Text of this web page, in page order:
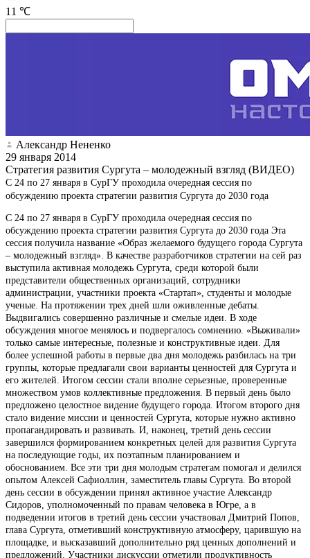
11 ℃
Александр Нененко
29 января 2014
Стратегия развития Сургута – молодежный взгляд (ВИДЕО)
С 24 по 27 января в СурГУ проходила очередная сессия по
обсуждению проекта стратегии развития Сургута до 2030 года
С 24 по 27 января в СурГУ проходила очередная сессия по
обсуждению проекта стратегии развития Сургута до 2030 года Эта
сессия получила название «Образ желаемого будущего города Сургута
– молодежный взгляд». В качестве разработчиков стратегии на сей раз
выступила активная молодежь Сургута, среди которой были
представители общественных организаций, сотрудники
администрации, участники проекта «Стартап», студенты и молодые
ученые. На протяжении трех дней шли оживленные дебаты.
Выдвигались совершенно различные и смелые идеи. В ходе
обсуждения многое менялось и подвергалось сомнению. «Выживали»
только самые интересные, полезные и конструктивные идеи. Для
более успешной работы в первые два дня молодежь разбилась на три
группы, которые предлагали свои варианты ценностей для Сургута и
его жителей. Итогом сессии стали вполне серьезные, проверенные
множеством умов коллективные предложения. В первый день было
предложено целостное видение будущего города. Итогом второго дня
стало видение миссии и ценностей Сургута, которые нужно активно
пропагандировать и развивать. И, наконец, третий день сессии
завершился формированием конкретных целей для развития Сургута
на последующие годы, их поэтапным планированием и
обоснованием. Все эти три дня молодым стратегам помогал и делился
опытом Алексей Сафиоллин, заместитель главы Сургута. Во второй
день сессии в обсуждении принял активное участие Александр
Сидоров, уполномоченный по правам человека в Югре, а в
подведении итогов в третий день сессии участвовал Дмитрий Попов,
глава Сургута, отметивший конструктивную атмосферу, царившую на
площадке, и высказавший дополнительно ряд ценных дополнений и
предложений. Участники дискуссии отметили продуктивность